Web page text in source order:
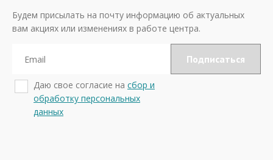
Будем присылать на почту информацию об актуальных
вам акциях или изменениях в работе центра.
Даю свое согласие на сбор и
обработку персональных
данных